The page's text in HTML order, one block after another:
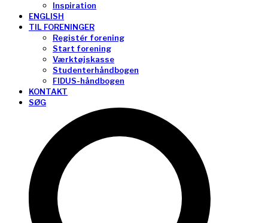
Inspiration
ENGLISH
TIL FORENINGER
Registér forening
Start forening
Værktøjskasse
Studenterhåndbogen
FIDUS-håndbogen
KONTAKT
SØG